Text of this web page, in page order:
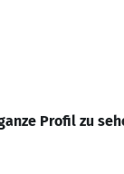
Profil zu